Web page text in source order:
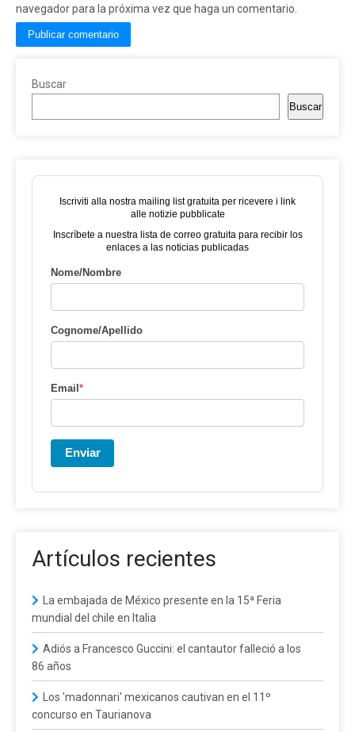
navegador para la próxima vez que haga un comentario.
Buscar
Buscar
Iscriviti alla nostra mailing list gratuita per ricevere i link
alle notizie pubblicate
Inscríbete a nuestra lista de correo gratuita para recibir los
enlaces a las noticias publicadas
Nome/Nombre
Cognome/Apellido
Email*
Enviar
Artículos recientes
La embajada de México presente en la 15ª Feria
mundial del chile en Italia
Adiós a Francesco Guccini: el cantautor falleció a los
86 años
Los 'madonnari' mexicanos cautivan en el 11º
concurso en Taurianova